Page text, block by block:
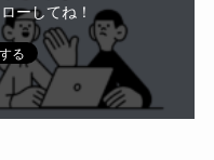
ーしてね！